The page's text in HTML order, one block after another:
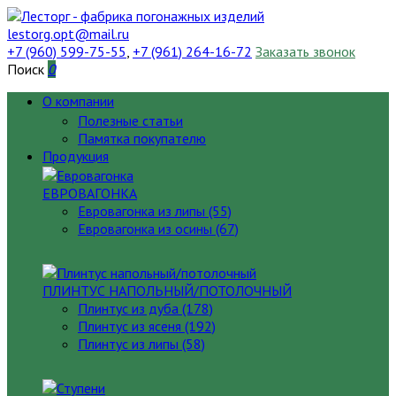
lestorg.opt@mail.ru
+7 (960) 599-75-55, +7 (961) 264-16-72 Заказать звонок
Поиск 0
О компании
Полезные статьи
Памятка покупателю
Продукция
ЕВРОВАГОНКА
Евровагонка из липы (55)
Евровагонка из осины (67)
ПЛИНТУС НАПОЛЬНЫЙ/ПОТОЛОЧНЫЙ
Плинтус из дуба (178)
Плинтус из ясеня (192)
Плинтус из липы (58)